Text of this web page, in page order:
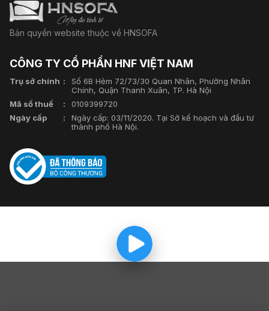
Bản quyền website thuộc về HNSOFA
CÔNG TY CỔ PHẦN HNF VIỆT NAM
Trụ sở chính
Số 6B Hẻm 72/73/30 Quan Nhân, Phường Nhân
Chính, Quận Thanh Xuân, TP. Hà Nội
Mã số thuế
0109399720
Ngày cấp
Ngày cấp: 03/11/2020. Tại Sở kế hoạch và đầu tư
thành phố Hà Nội.